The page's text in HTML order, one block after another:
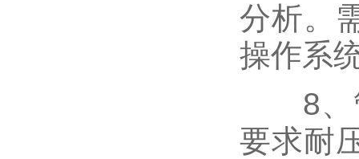
分析。
操作系
8、管
要求耐